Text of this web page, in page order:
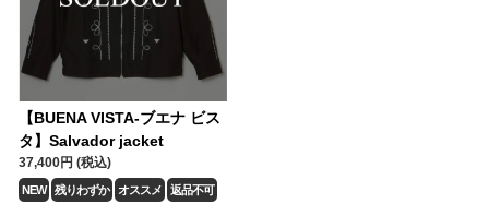
【BUENA VISTA-ブエナ ビス
タ】Salvador jacket
37,400円 (税込)
NEW 残りわずか オススメ 返品不可